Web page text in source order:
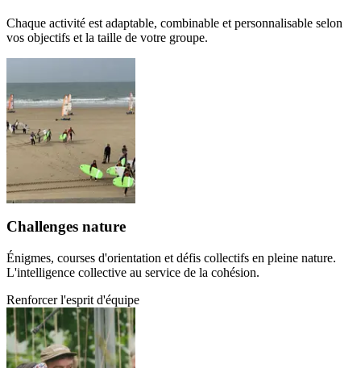
Chaque activité est adaptable, combinable et personnalisable selon
vos objectifs et la taille de votre groupe.
Challenges nature
Énigmes, courses d'orientation et défis collectifs en pleine nature.
L'intelligence collective au service de la cohésion.
Renforcer l'esprit d'équipe